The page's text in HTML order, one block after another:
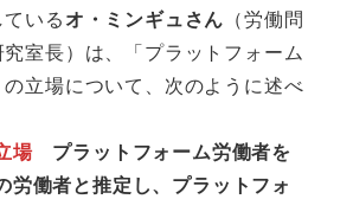
いるオ・ミンギュさん （労働問
室長）は、「プラットフォーム
立場について、次のように述べ
場
プラットフォーム労働者を
労働者と推定し、プラットフォ